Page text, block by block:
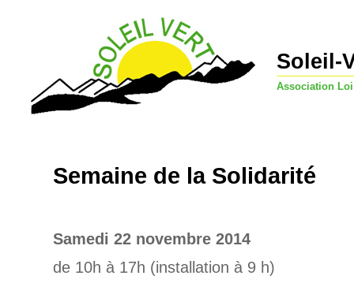
Soleil-
Association Loi
Semaine de la Solidarité
Samedi 22 novembre 2014
de 10h à 17h (installation à 9 h)